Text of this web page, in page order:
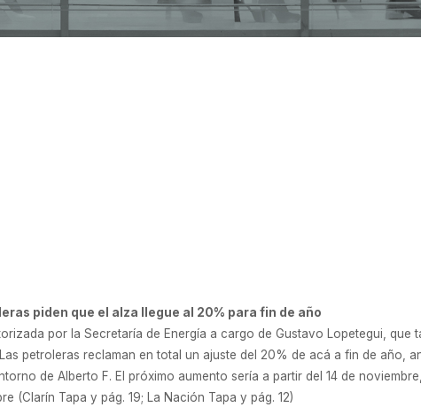
piden que el alza llegue al 20% para fin de año
por la Secretaría de Energía a cargo de Gustavo Lopetegui, que
petroleras reclaman en total un ajuste del 20% de acá a fin de año,
de Alberto F. El próximo aumento sería a partir del 14 de
(Clarín Tapa y pág. 19; La Nación Tapa y pág. 12)